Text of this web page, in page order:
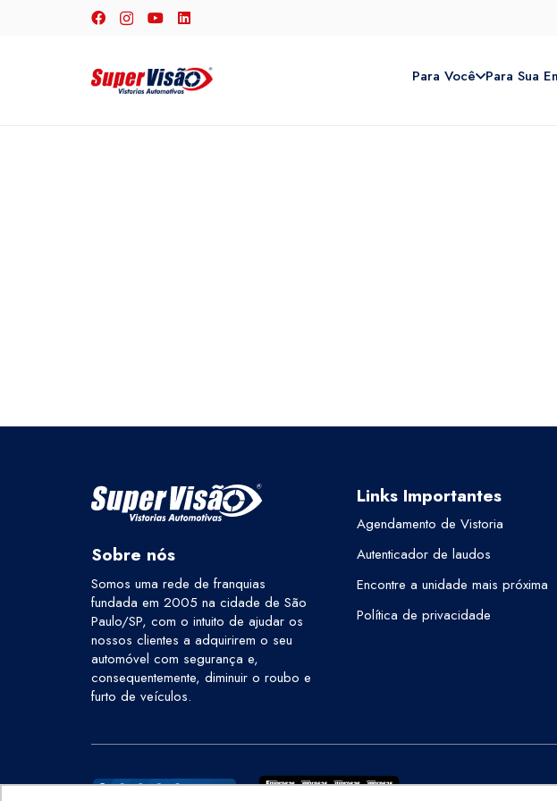
Para Você Para Sua
Sobre nós
Somos uma rede de franquias
fundada em 2005 na cidade de São
Paulo/SP, com o intuito de ajudar os
nossos clientes a adquirirem o seu
automóvel com segurança e,
consequentemente, diminuir o roubo e
furto de veículos.
Links Importantes
Agendamento de Vistoria
Autenticador de laudos
Encontre a unidade mais próxima
Política de privacidade